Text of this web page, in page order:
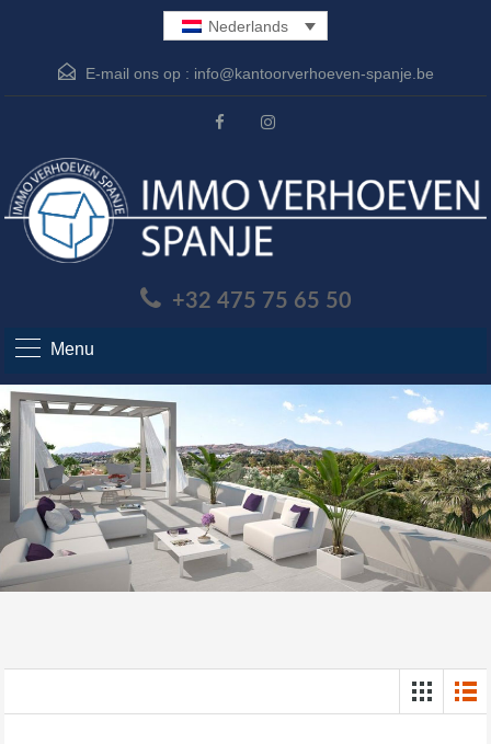
Nederlands
E-mail ons op : info@kantoorverhoeven-spanje.be
+32 475 75 65 50
Menu